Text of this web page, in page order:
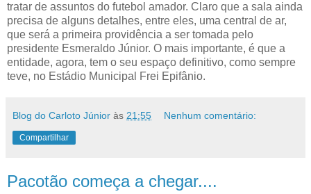
tratar de assuntos do futebol amador. Claro que a sala ainda
precisa de alguns detalhes, entre eles, uma central de ar,
que será a primeira providência a ser tomada pelo
presidente Esmeraldo Júnior. O mais importante, é que a
entidade, agora, tem o seu espaço definitivo, como sempre
teve, no Estádio Municipal Frei Epifânio.
Blog do Carloto Júnior às 21:55 Nenhum comentário:
Compartilhar
Pacotão começa a chegar....